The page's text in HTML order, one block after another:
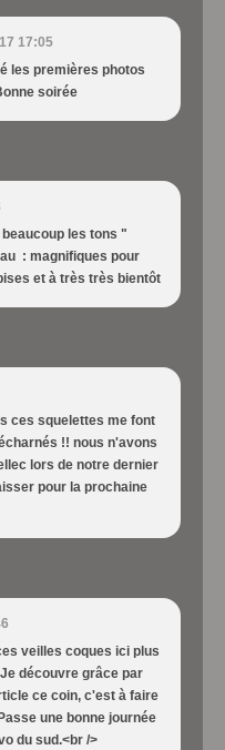
17:05
les premières photos
soirée
les tons "
: magnifiques pour
et à très très bientôt
ces squelettes me font
!! nous n'avons
lors de notre dernier
pour la prochaine
veilles coques ici plus
découvre grâce par
ce coin, c'est à faire
une bonne journée
du sud.<br />